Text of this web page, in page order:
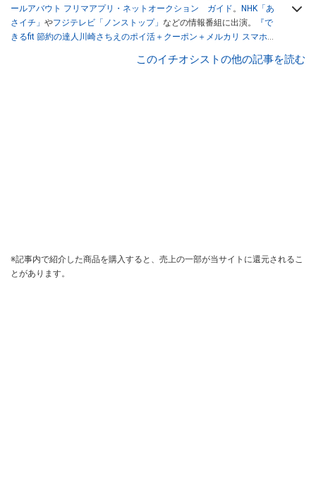
ールアバウト フリマアプリ・ネットオークション ガイド。
NHK「あ
さイチ」 やフジテレビ「ノンストップ」 などの情報番組に出演。
『で
きるfit 節約の達人川崎さちえのポイ活＋クーポン＋メルカリ スマホで
スマホ1つでスキマ時間に効率的に稼ぐ！』（翔泳社刊） ほか著書多
このイチオシストの他の記事を読む
※記事内で紹介した商品を購入すると、売上の一部が当サイトに還元されるこ
とがあります。